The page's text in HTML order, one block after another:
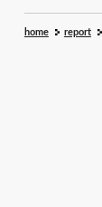
home report